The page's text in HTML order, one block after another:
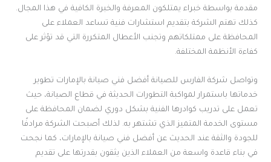
مقدمة بواسطة خبراء يمتلكون المعرفة والخبرة الكافية في هذا المجال.
كذلك تهتم الشركة بتقديم استشارات فنية تساعد العملاء على
المحافظة على ممتلكاتهم وتجنب الأعطال المتكررة التي قد تؤثر على
كفاءة الأنظمة المختلفة.
وتواصل شركة الفارس للصيانة أفضل فني صيانة بالإمارات تطوير
خدماتها باستمرار لمواكبة التطورات الحديثة في قطاع الصيانة، حيث
تعمل على تدريب كوادرها الفنية بشكل دوري لضمان المحافظة على
مستوى الخدمة المتميز الذي تشتهر به. لذلك أصبحت الشركة مرادفًا
للجودة والثقة عند الحديث عن أفضل فني صيانة بالإمارات، كما نجحت
في بناء قاعدة واسعة من العملاء الذين يثقون بقدرتها على تقديم